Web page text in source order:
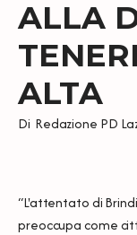
ALLA
ALTA
Di Redazione PD
“L'attentato di
preoccupa come